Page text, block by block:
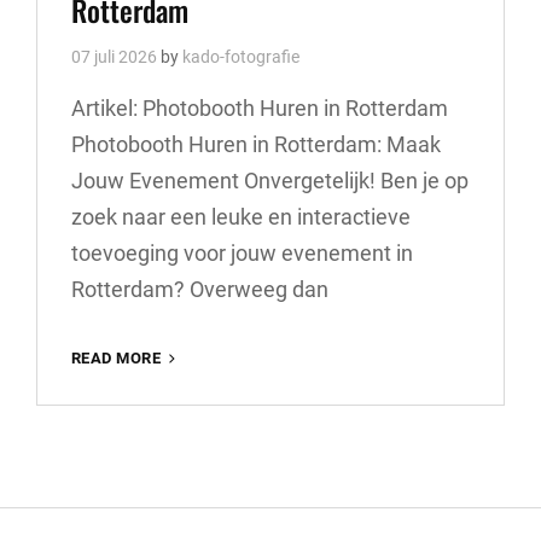
Rotterdam
07 juli 2026 by kado-fotografie
Artikel: Photobooth Huren in Rotterdam
Photobooth Huren in Rotterdam: Maak
Jouw Evenement Onvergetelijk! Ben je op
zoek naar een leuke en interactieve
toevoeging voor jouw evenement in
Rotterdam? Overweeg dan
READ MORE
PHOTOBOOTH
EVENEMENT